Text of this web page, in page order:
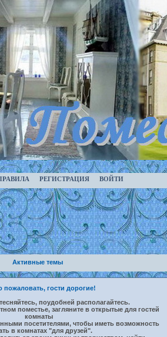
РЕГИСТРАЦИЯ ВОЙТИ
Активные темы
пожаловать, гости дорогие!
поудобней располагайтесь.
поместье, загляните в открытые для гостей
комнаты
посетителями, чтобы иметь возможность
в комнатах "для друзей".